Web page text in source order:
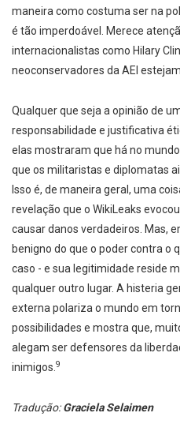
maneira como costuma ser na
é tão imperdoável. Merece
internacionalistas como Hilary
neoconservadores da AEI
Qualquer que seja a opinião de
responsabilidade e justificativa
elas mostraram que há no
que os militaristas e diplomatas
Isso é, de maneira geral, uma
revelação que o WikiLeaks
causar danos verdadeiros. Mas,
benigno do que o poder contra o
caso - e sua legitimidade reside
qualquer outro lugar. A histeria
externa polariza o mundo em
possibilidades e mostra que,
alegam ser defensores da
inimigos.9
Tradução:Graciela Selaimen